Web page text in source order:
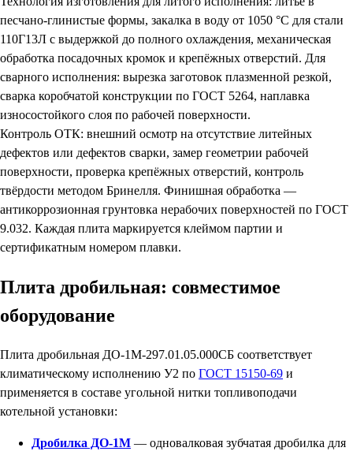
песчано-глинистые формы, закалка в воду от 1050 °C для стали
110Г13Л с выдержкой до полного охлаждения, механическая
обработка посадочных кромок и крепёжных отверстий. Для
сварного исполнения: вырезка заготовок плазменной резкой,
сварка коробчатой конструкции по ГОСТ 5264, наплавка
износостойкого слоя по рабочей поверхности.
Контроль ОТК: внешний осмотр на отсутствие литейных
дефектов или дефектов сварки, замер геометрии рабочей
поверхности, проверка крепёжных отверстий, контроль
твёрдости методом Бринелля. Финишная обработка —
антикоррозионная грунтовка нерабочих поверхностей по ГОСТ
9.032. Каждая плита маркируется клеймом партии и
сертификатным номером плавки.
Плита дробильная: совместимое
оборудование
Плита дробильная ДО-1М-297.01.05.000СБ соответствует
климатическому исполнению У2 по ГОСТ 15150-69 и
применяется в составе угольной нитки топливоподачи
котельной установки:
Дробилка ДО-1М — одновалковая зубчатая дробилка для